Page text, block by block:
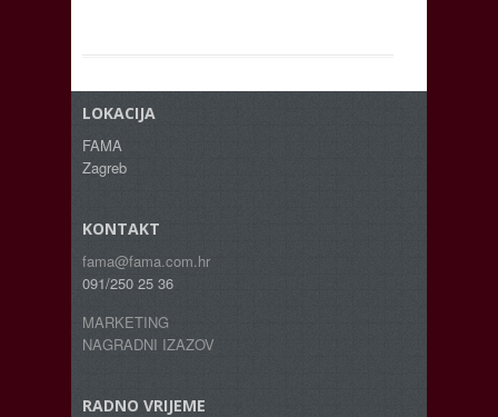
LOKACIJA
FAMA
Zagreb
KONTAKT
fama@fama.com.hr
091/250 25 36
MARKETING
NAGRADNI IZAZOV
RADNO VRIJEME